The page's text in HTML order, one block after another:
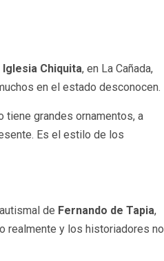
Iglesia Chiquita, en La Cañada,
en el estado desconocen.
tiene grandes ornamentos, a
Es el estilo de los
de Fernando de Tapia,
realmente y los historiadores no